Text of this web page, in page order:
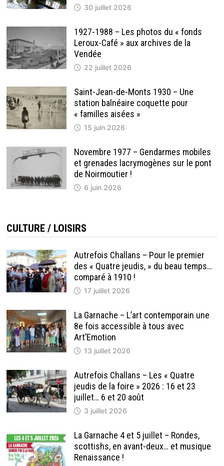
30 juillet 2026
1927-1988 – Les photos du « fonds
Leroux-Café » aux archives de la
Vendée
22 juillet 2026
Saint-Jean-de-Monts 1930 – Une
station balnéaire coquette pour
« familles aisées »
15 juin 2026
Novembre 1977 – Gendarmes mobiles
et grenades lacrymogènes sur le pont
de Noirmoutier !
6 juin 2026
CULTURE / LOISIRS
Autrefois Challans – Pour le premier
des « Quatre jeudis, » du beau temps…
comparé à 1910 !
17 juillet 2026
La Garnache – L’art contemporain une
8e fois accessible à tous avec
Art’Emotion
13 juillet 2026
Autrefois Challans – Les « Quatre
jeudis de la foire » 2026 : 16 et 23
juillet… 6 et 20 août
3 juillet 2026
La Garnache 4 et 5 juillet – Rondes,
scottishs, en avant-deux… et musique
Renaissance !